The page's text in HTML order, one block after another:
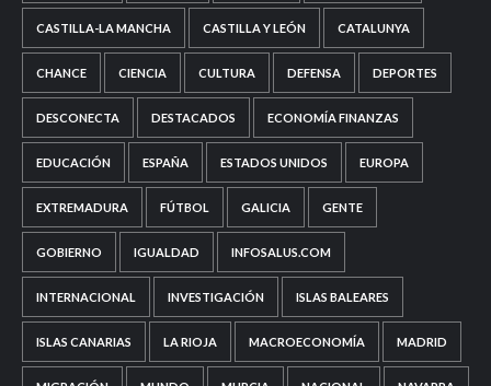
CASTILLA-LA MANCHA CASTILLA Y LEÓN CATALUNYA
CHANCE CIENCIA CULTURA DEFENSA DEPORTES
DESCONECTA DESTACADOS ECONOMÍA FINANZAS
EDUCACIÓN ESPAÑA ESTADOS UNIDOS EUROPA
EXTREMADURA FÚTBOL GALICIA GENTE
GOBIERNO IGUALDAD INFOSALUS.COM
INTERNACIONAL INVESTIGACIÓN ISLAS BALEARES
ISLAS CANARIAS LA RIOJA MACROECONOMÍA MADRID